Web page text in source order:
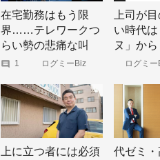
在宅勤務はもう限
界……テレワークつ
らい勢の悲痛な叫
び リモート9割の
が「つらみ」を感じ
るポイント
1 ログミーBiz
上司が
い時代
ヌ」か
コ」へ
「働き
乗・除」
ログミー
上に立つ者には必須
代ゼミ